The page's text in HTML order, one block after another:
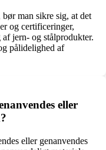
man sikre sig, at det
og certificeringer,
jern- og stålprodukter.
pålidelighed af
eller
eller genanvendes